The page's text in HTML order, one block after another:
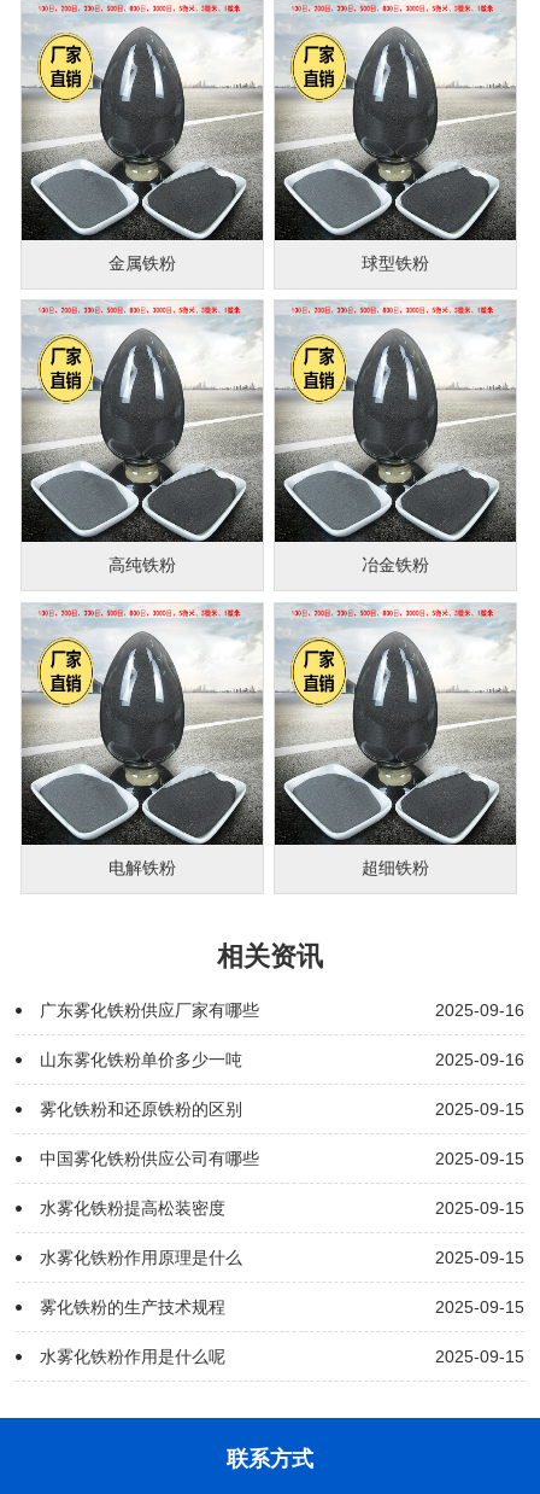
金属铁粉 球型铁粉
高纯铁粉 冶金铁粉
电解铁粉 超细铁粉
相关资讯
2025-09-16
广东雾化铁粉供应厂家有哪些
2025-09-16
山东雾化铁粉单价多少一吨
2025-09-15
雾化铁粉和还原铁粉的区别
2025-09-15
中国雾化铁粉供应公司有哪些
2025-09-15
水雾化铁粉提高松装密度
2025-09-15
水雾化铁粉作用原理是什么
2025-09-15
雾化铁粉的生产技术规程
2025-09-15
水雾化铁粉作用是什么呢
联系方式